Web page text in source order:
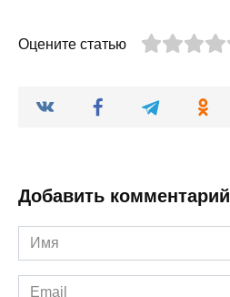
Оцените статью
Добавить комментарий
Имя
*
Email